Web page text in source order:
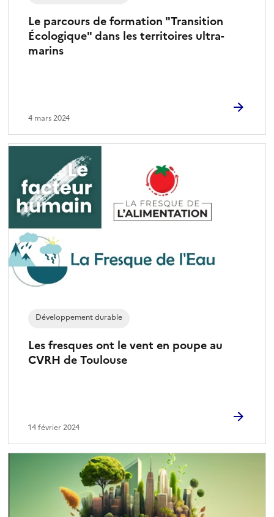
Le parcours de formation "Transition
Écologique" dans les territoires ultra-
marins
4 mars 2024
Les fresques ont le vent en poupe au
CVRH de Toulouse
Développement durable
14 février 2024